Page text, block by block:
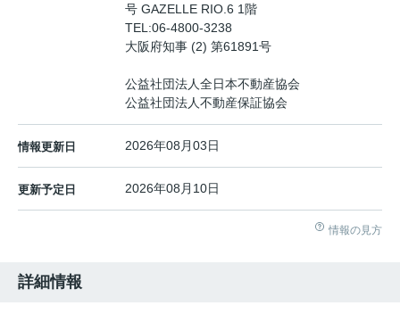
号 GAZELLE RIO.6 1階
TEL:06-4800-3238
大阪府知事 (2) 第61891号
公益社団法人全日本不動産協会
公益社団法人不動産保証協会
情報更新日 2026年08月03日
更新予定日 2026年08月10日
情報の見方
詳細情報